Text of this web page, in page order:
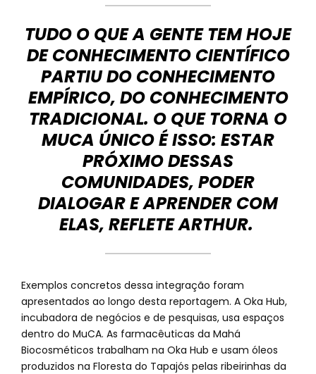
TUDO O QUE A GENTE TEM HOJE
DE CONHECIMENTO CIENTÍFICO
PARTIU DO CONHECIMENTO
EMPÍRICO, DO CONHECIMENTO
TRADICIONAL. O QUE TORNA O
MUCA ÚNICO É ISSO: ESTAR
PRÓXIMO DESSAS
COMUNIDADES, PODER
DIALOGAR E APRENDER COM
ELAS, REFLETE ARTHUR.
Exemplos concretos dessa integração foram
apresentados ao longo desta reportagem. A Oka Hub,
incubadora de negócios e de pesquisas, usa espaços
dentro do MuCA. As farmacêuticas da Mahá
Biocosméticos trabalham na Oka Hub e usam óleos
produzidos na Floresta do Tapajós pelas ribeirinhas da